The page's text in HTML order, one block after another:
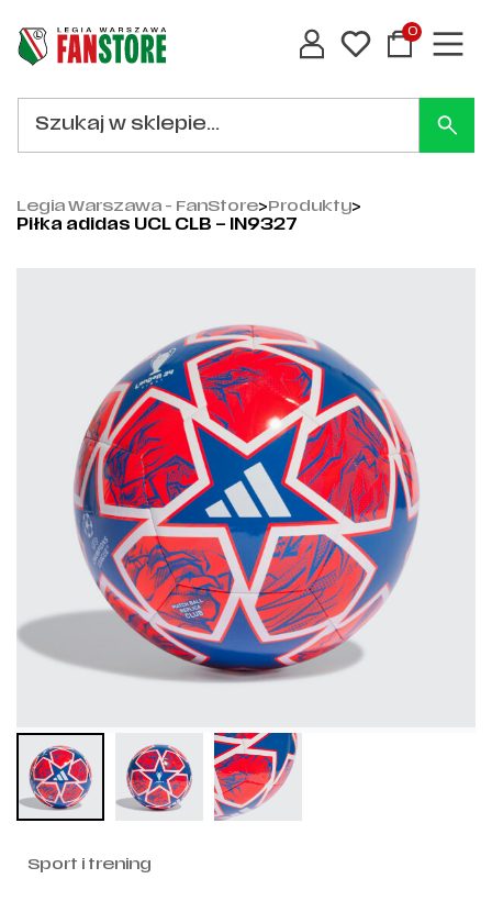
0
Legia Warszawa - FanStore>Produkty>
Piłka adidas UCL CLB – IN9327
Sport i trening